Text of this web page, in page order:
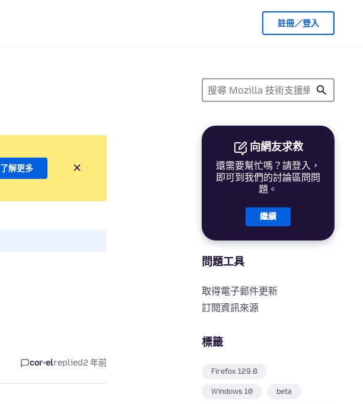
註冊／登入
向網友求救
還需要幫忙嗎？請登入，
即可到我們的討論區問問
題。
繼續
問題工具
取得電子郵件更新
訂閱資訊來源
標籤
Firefox 129.0
Windows 10 beta
了解更多
cor-elreplied2 年前